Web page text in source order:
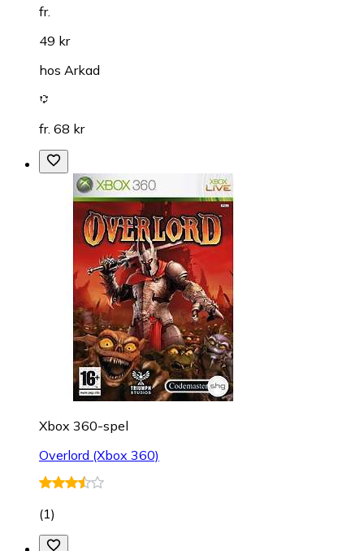
fr.
49 kr
hos Arkad
fr. 68 kr
Xbox 360-spel
Overlord (Xbox 360)
(1)